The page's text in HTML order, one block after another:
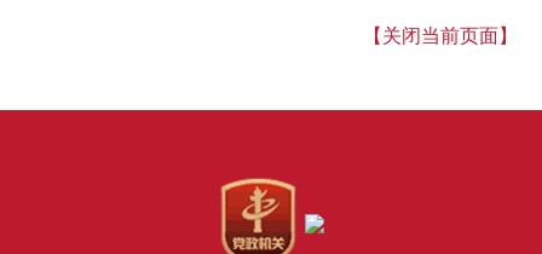
【关闭当前页面】